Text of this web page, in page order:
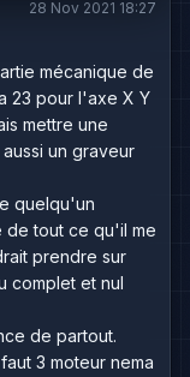
28 Nov 2021 18:27
mécanique de
23 pour l'axe X Y
mettre une
un graveur
quelqu'un
de tout ce qu'il me
prendre sur
complet et nul
de partout.
3 moteur nema